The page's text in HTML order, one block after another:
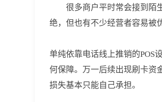
很多商户平时常会接到陌
绝，但也有不少经营者容易被
单纯依靠电话线上推销的POS
何保障。万一后续出现刷卡资
损失基本只能自己承担。